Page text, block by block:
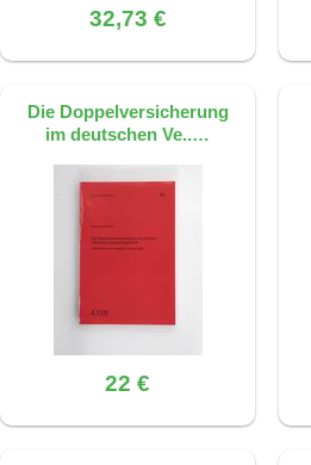
32,73 €
Die Doppelversicherung
im deutschen Ve..…
22 €